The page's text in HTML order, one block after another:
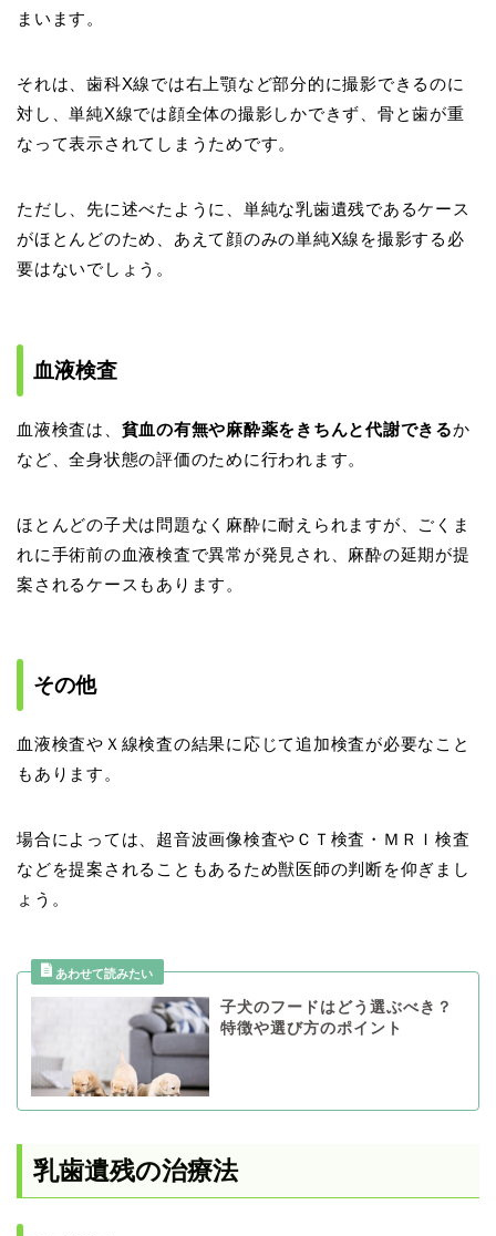
まいます。
それは、歯科X線では右上顎など部分的に撮影できるのに
対し、単純X線では顔全体の撮影しかできず、骨と歯が重
なって表示されてしまうためです。
ただし、先に述べたように、単純な乳歯遺残であるケース
がほとんどのため、あえて顔のみの単純X線を撮影する必
要はないでしょう。
血液検査
血液検査は、 貧血の有無や麻酔薬をきちんと代謝できるか
など、全身状態の評価のために行われます。
ほとんどの子犬は問題なく麻酔に耐えられますが、ごくま
れに手術前の血液検査で異常が発見され、麻酔の延期が提
案されるケースもあります。
その他
血液検査やＸ線検査の結果に応じて追加検査が必要なこと
もあります。
場合によっては、超音波画像検査やＣＴ検査・ＭＲＩ検査
などを提案されることもあるため獣医師の判断を仰ぎまし
ょう。
子犬のフードはどう選ぶべき？
特徴や選び方のポイント
乳歯遺残の治療法